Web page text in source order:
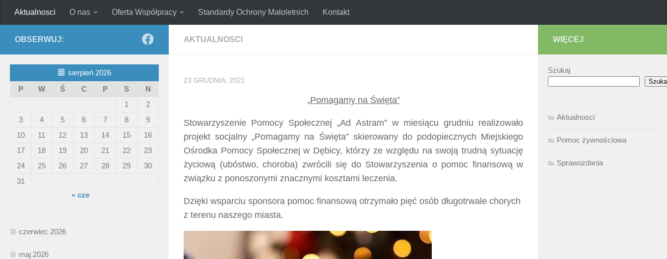
Skip to content
Ad Astram Stowarzyszenie Pomocy Społecznej
Aktualnosci O nas Oferta Współpracy Standardy Ochrony Małoletnich Kontakt
AKTUALNOSCI
23 GRUDNIA, 2021
„Pomagamy na Święta”
Stowarzyszenie Pomocy Społecznej „Ad Astram” w miesiącu grudniu realizowało
projekt socjalny „Pomagamy na Święta” skierowany do podopiecznych Miejskiego
Ośrodka Pomocy Społecznej w Dębicy, którzy ze względu na swoją trudną sytuację
życiową (ubóstwo, choroba) zwrócili się do Stowarzyszenia o pomoc finansową w
związku z ponoszonymi znacznymi kosztami leczenia.
Dzięki wsparciu sponsora pomoc finansową otrzymało pięć osób długotrwale chorych
z terenu naszego miasta.
OBSERWUJ:
sierpień 2026
P
W Ś C P S
N
1
2
3
4 5 6 7 8
9
10
11 12 13 14 15
16
17
18 19 20 21 22
23
24
25 26 27 28 29
30
31
« cze
czerwiec 2026
maj 2026
WIĘCEJ
Szukaj
Aktualnosci
Pomoc żywnościowa
Sprawozdania